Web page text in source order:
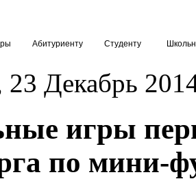
Абитуриенту Студенту
23 Декабрь
игры
по мини-